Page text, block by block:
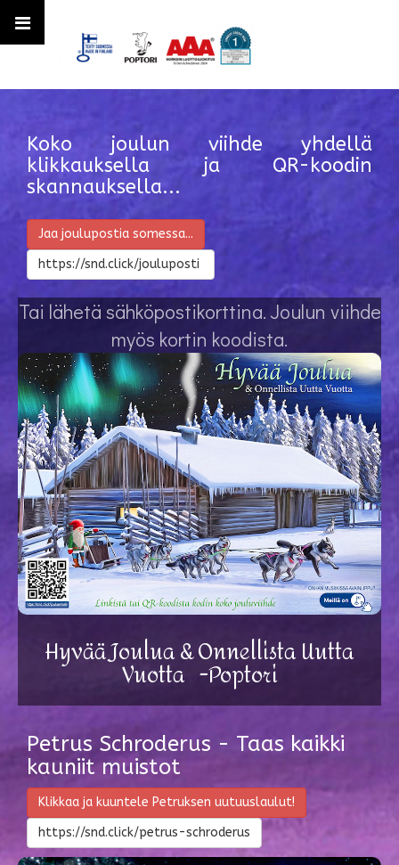
Koko joulun viihde yhdellä
klikkauksella ja QR-koodin
skannauksella...
Jaa joulupostia somessa...
https://snd.click/jouluposti
Tai lähetä sähköpostikorttina. Joulun viihde
myös kortin koodista.
Hyvää Joulua & Onnellista Uutta
Vuotta -Poptori
Petrus Schroderus - Taas kaikki
kauniit muistot
Klikkaa ja kuuntele Petruksen uutuuslaulut!
https://snd.click/petrus-schroderus